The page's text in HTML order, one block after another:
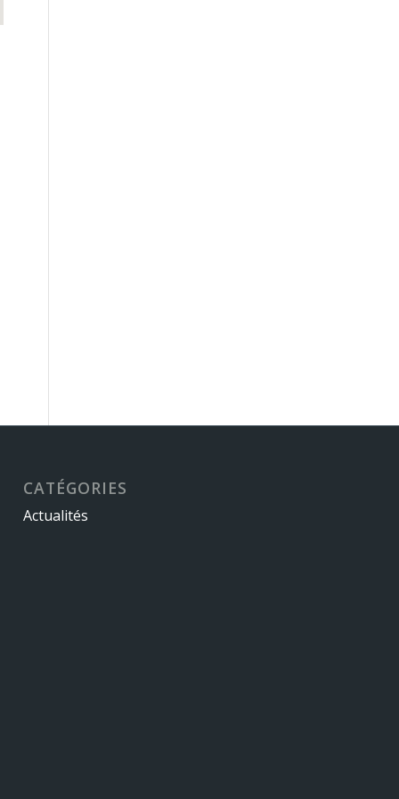
CATÉGORIES
Actualités